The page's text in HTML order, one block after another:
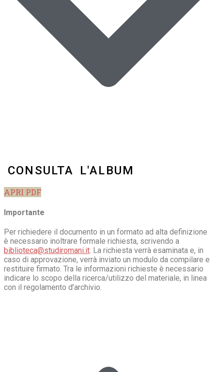
CONSULTA L'ALBUM
APRI PDF
Importante
Per richiedere il documento in un formato ad alta definizione
è necessario inoltrare formale richiesta, scrivendo a
biblioteca@studiromani.it. La richiesta verrà esaminata e, in
caso di approvazione, verrà inviato un modulo da compilare e
restituire firmato. Tra le informazioni richieste è necessario
indicare lo scopo della ricerca/utilizzo del materiale, in linea
con il regolamento d’archivio.